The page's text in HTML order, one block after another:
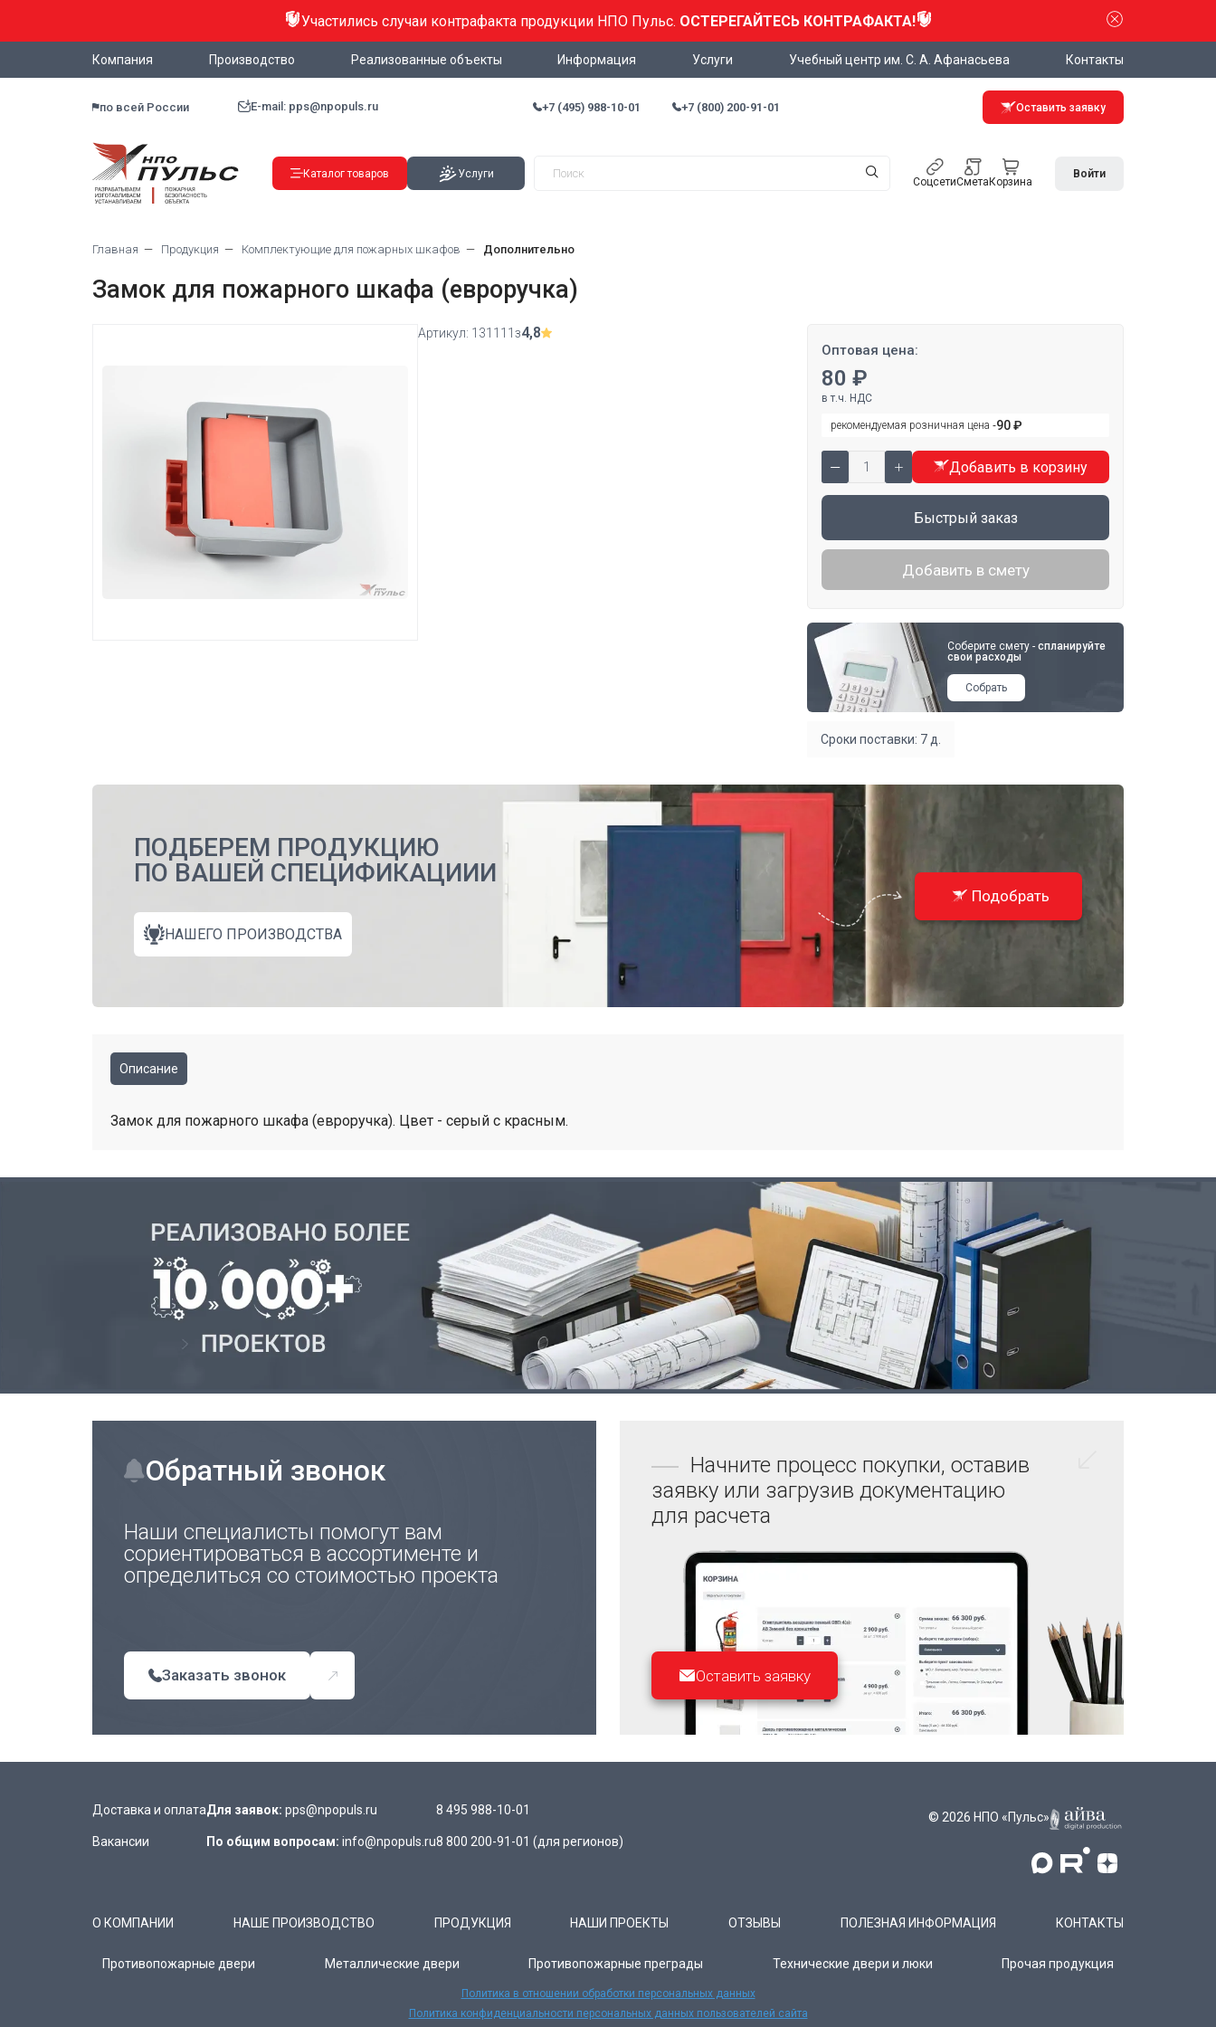
Участились случаи контрафакта продукции НПО Пульс. ОСТЕРЕГАЙТЕСЬ КОНТРАФАКТА!
Компания Производство Реализованные объекты Информация Услуги Учебный центр им. С. А. Афанасьева Контакты
по всей России E-mail: pps@npopuls.ru +7 (495) 988-10-01 +7 (800) 200-91-01 Оставить заявку
Каталог товаров Услуги
СоцсетиСмета Корзина
Войти
Главная Продукция Комплектующие для пожарных шкафов Дополнительно
Замок для пожарного шкафа (евроручка)
Артикул: 131111з4,8
Оптовая цена:
80 ₽
в т.ч. НДС
рекомендуемая розничная цена ‐90 ₽
Добавить в корзину
Быстрый заказ
Добавить в смету
Соберите смету - спланируйте
свои расходы
Собрать
Сроки поставки: 7 д.
ПОДБЕРЕМ ПРОДУКЦИЮ
ПО ВАШЕЙ СПЕЦИФИКАЦИИИ
НАШЕГО ПРОИЗВОДСТВА
Подобрать
Описание
Замок для пожарного шкафа (евроручка). Цвет - серый с красным.
Обратный звонок
Наши специалисты помогут вам
сориентироваться в ассортименте и
определиться со стоимостью проекта
Заказать звонок
Начните процесс покупки, оставив
заявку или загрузив документацию
для расчета
Оставить заявку
Доставка и оплата
Вакансии
Для заявок: pps@npopuls.ru
По общим вопросам: info@npopuls.ru
8 495 988-10-01
8 800 200-91-01 (для регионов)
© 2026 НПО «Пульс»
О КОМПАНИИ НАШЕ ПРОИЗВОДСТВО ПРОДУКЦИЯ НАШИ ПРОЕКТЫ ОТЗЫВЫ ПОЛЕЗНАЯ ИНФОРМАЦИЯ КОНТАКТЫ
Противопожарные двери Металлические двери Противопожарные преграды Технические двери и люки Прочая продукция
Политика в отношении обработки персональных данных
Политика конфиденциальности персональных данных пользователей сайта